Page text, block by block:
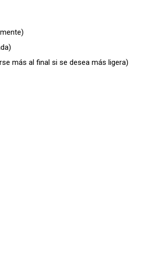
más al final si se desea más ligera)